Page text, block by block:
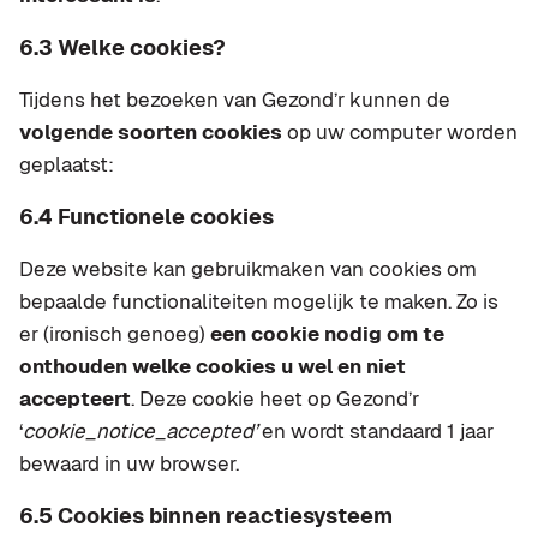
6.3 Welke cookies?
Tijdens het bezoeken van Gezond’r kunnen de
volgende soorten cookies op uw computer worden
geplaatst:
6.4 Functionele cookies
Deze website kan gebruikmaken van cookies om
bepaalde functionaliteiten mogelijk te maken. Zo is
er (ironisch genoeg) een cookie nodig om te
onthouden welke cookies u wel en niet
accepteert. Deze cookie heet op Gezond’r
‘cookie_notice_accepted’en wordt standaard 1 jaar
bewaard in uw browser.
6.5 Cookies binnen reactiesysteem